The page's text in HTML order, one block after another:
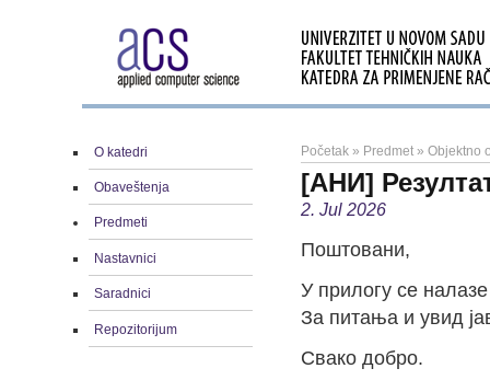
O katedri
Obaveštenja
Predmeti
Nastavnici
Saradnici
Repozitorijum
Početak » Predmet » Objektno
[АНИ]
2. Jul 2026
Поштовани,
У прилогу се
За питања и увид
Свако добро.